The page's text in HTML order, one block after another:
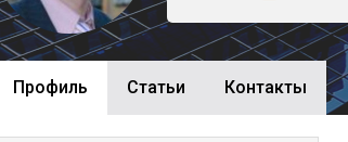
Профиль Cтатьи Контакты